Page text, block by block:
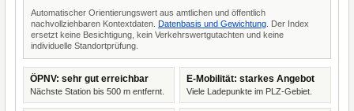
Automatischer Orientierungswert aus amtlichen und öffentlich
nachvollziehbaren Kontextdaten. Datenbasis und Gewichtung . Der Index
ersetzt keine Besichtigung, kein Verkehrswertgutachten und keine
individuelle Standortprüfung.
ÖPNV: sehr gut erreichbar
Nächste Station bis 500 m entfernt.
E-Mobilität: starkes Angebot
Viele Ladepunkte im PLZ-Gebiet.